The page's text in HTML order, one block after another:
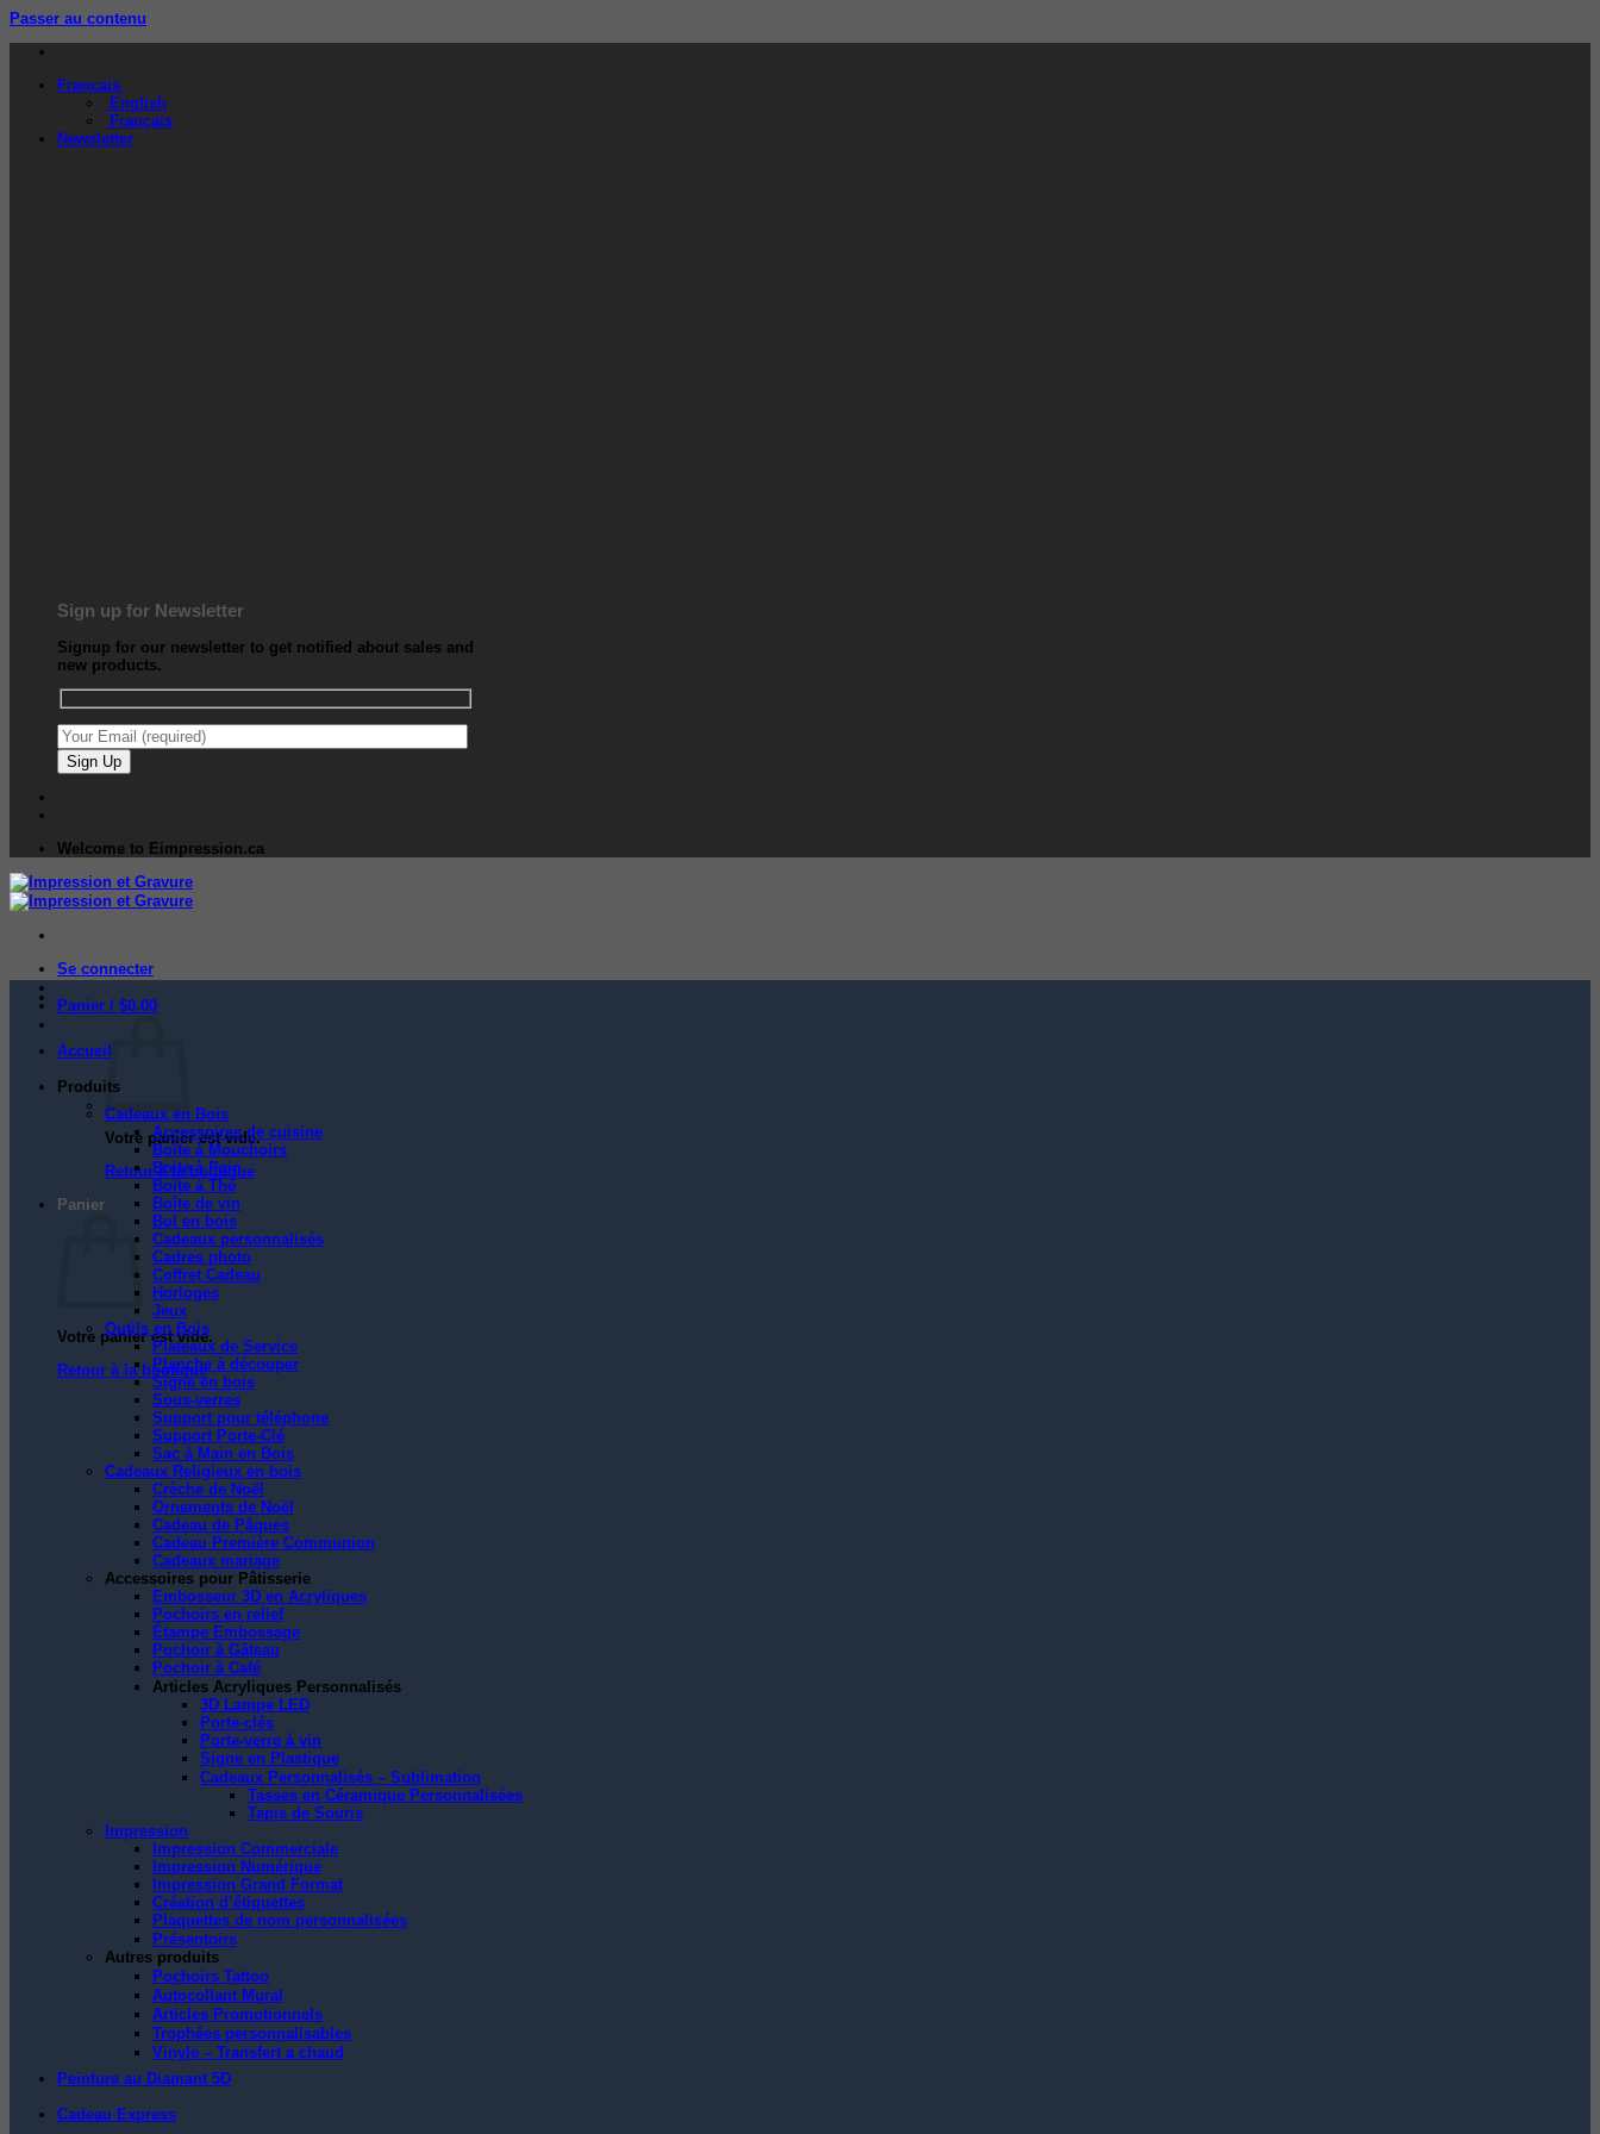
Passer au contenu
Français
English
Français
Newsletter
Sign up for Newsletter
Signup for our newsletter to get notified about sales and
new products.
Welcome to Eimpression.ca
Se connecter
Panier / $0.00
Votre panier est vide.
Retour à la boutique
Panier
Votre panier est vide.
Retour à la boutique
Accueil
Produits
Cadeaux en Bois
Accessoires de cuisine
Boîte à Mouchoirs
Boite à Pain
Boîte à Thé
Boîte de vin
Bol en bois
Cadeaux personnalisés
Cadres photo
Coffret Cadeau
Horloges
Jeux
Outils en Bois
Plateaux de Service
Planche à découper
Signe en bois
Sous-verres
Support pour téléphone
Support Porte-Clé
Sac à Main en Bois
Cadeaux Religieux en bois
Crèche de Noël
Ornements de Noël
Cadeau de Pâques
Cadeau Première Communion
Cadeaux mariage
Accessoires pour Pâtisserie
Embosseur 3D en Acryliques
Pochoirs en relief
Étampe Embossage
Pochoir à Gâteau
Pochoir à Café
Articles Acryliques Personnalisés
3D Lampe LED
Porte-clés
Porte-verre à vin
Signe en Plastique
Cadeaux Personnalisés – Sublimation
Tasses en Céramique Personnalisées
Tapis de Souris
Impression
Impression Commerciale
Impression Numérique
Impression Grand Format
Création d’étiquettes
Plaquettes de nom personnalisées
Présentoirs
Autres produits
Pochoirs Tattoo
Autocollant Mural
Articles Promotionnels
Trophées personnalisables
Vinyle – Transfert a chaud
Peinture au Diamant 5D
Cadeau Express